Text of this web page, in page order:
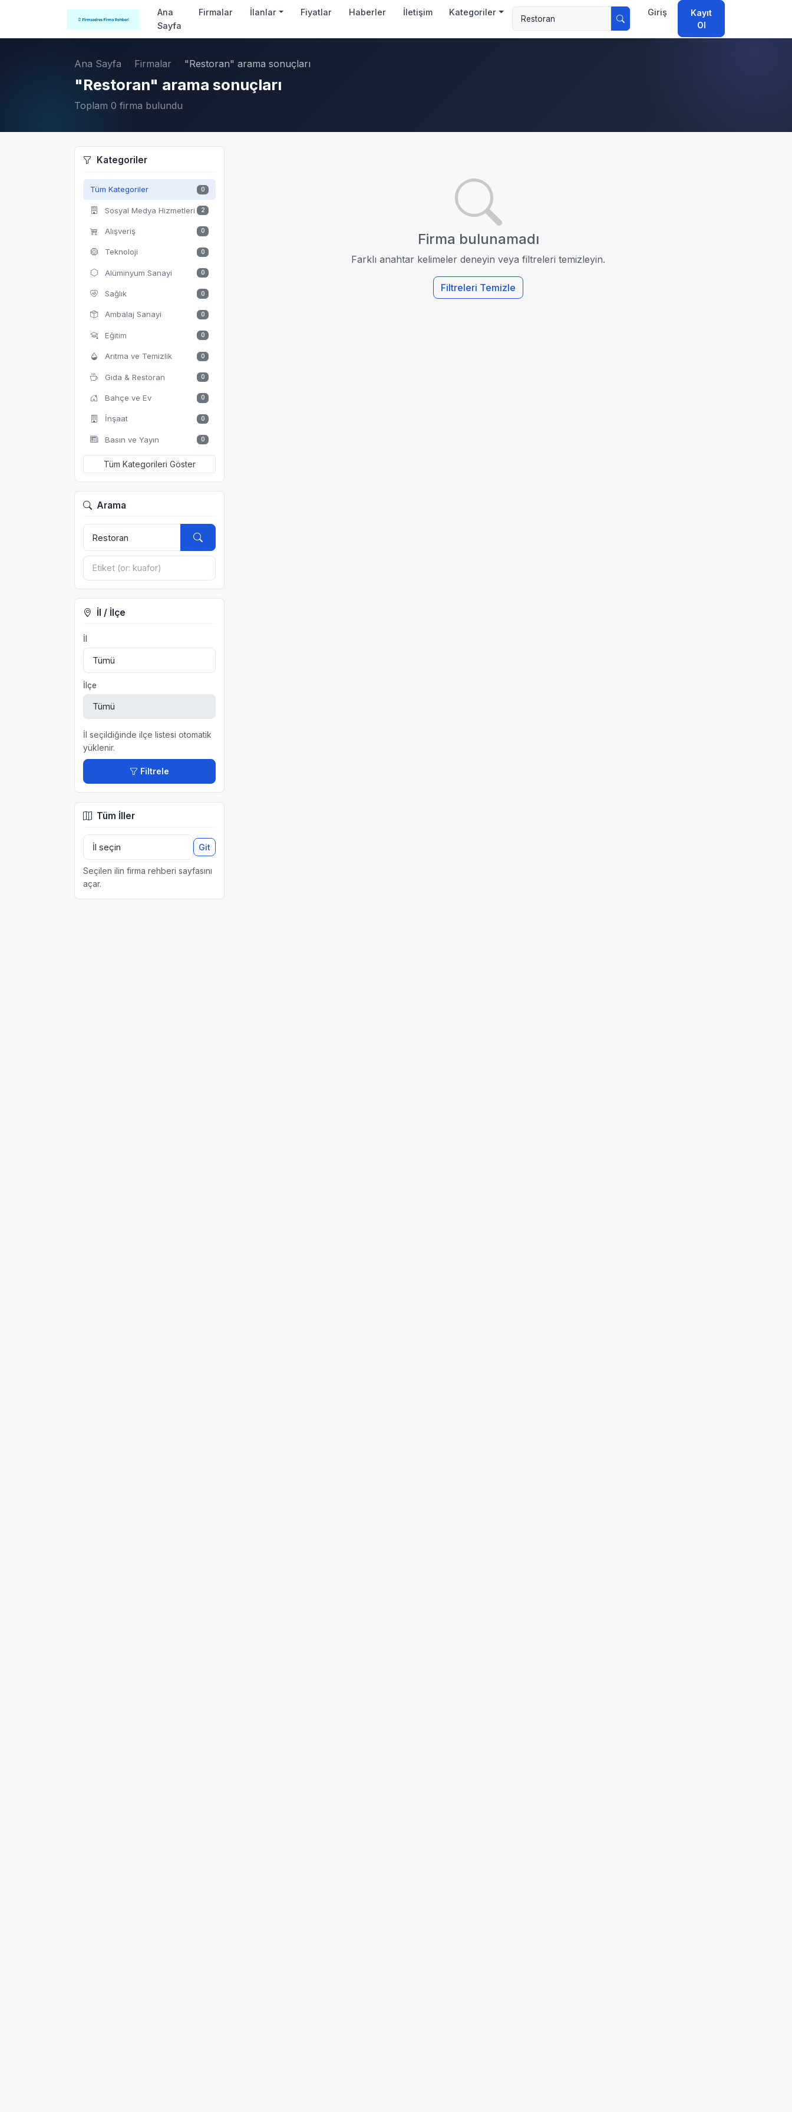
Ana
Sayfa
Firmalar İlanlar Fiyatlar Haberler İletişim Kategoriler Giriş
Kayıt
Ol
Ana Sayfa Firmalar "Restoran" arama sonuçları
"Restoran" arama sonuçları
Toplam 0 firma bulundu
Kategoriler
Tüm Kategoriler 0
Sosyal Medya Hizmetleri 2
Alışveriş 0
Teknoloji 0
Alüminyum Sanayi 0
Sağlık 0
Ambalaj Sanayi 0
Eğitim 0
Arıtma ve Temizlik 0
Gıda & Restoran 0
Bahçe ve Ev 0
İnşaat 0
Basın ve Yayın 0
Tüm Kategorileri Göster
Arama
İl / İlçe
İl
İlçe
İl seçildiğinde ilçe listesi otomatik
yüklenir.
Filtrele
Tüm İller
Git
Seçilen ilin firma rehberi sayfasını
açar.
Firma bulunamadı
Farklı anahtar kelimeler deneyin veya filtreleri temizleyin.
Filtreleri Temizle